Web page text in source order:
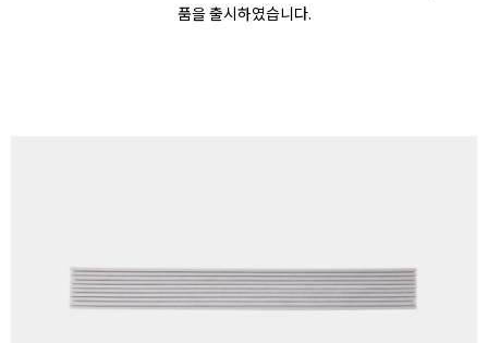
품을 출시하였습니다.